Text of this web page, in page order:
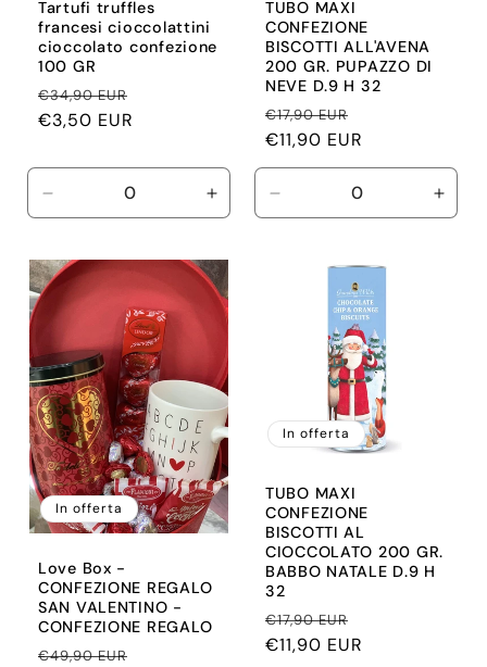
Tartufi truffles
francesi cioccolattini
cioccolato confezione
100 GR
Prezzo
di
€34,90 EUR
€3,50 EUR
Diminuisci
quantità
Default
Title
Aumenta
quantità
Default
Title
TUBO MAXI
CONFEZIONE
BISCOTTI ALL'AVENA
200 GR. PUPAZZO DI
NEVE D.9 H 32
Prezzo
di
listino
€17,90 EUR
scontato
€11,90 EUR
Diminuisci
quantità
Default
In offerta
Love Box -
CONFEZIONE REGALO
SAN VALENTINO -
CONFEZIONE REGALO
Prezzo
€49,90 EUR
In offerta
TUBO MAXI
CONFEZIONE
BISCOTTI AL
CIOCCOLATO 200 GR.
BABBO NATALE D.9 H
32
Prezzo
di
€17,90 EUR
scontato
€11,90 EUR